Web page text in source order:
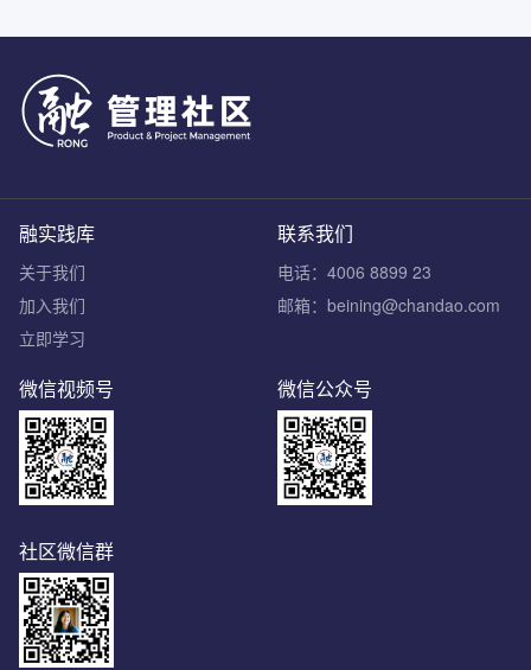
联系我们
电话：4006 8899 23
邮箱：beining@chandao.com
融实践库
关于我们
加入我们
立即学习
微信公众号
微信视频号
社区微信群